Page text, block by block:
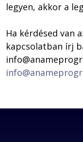
legyen, akkor a
Ha kérdésed van
kapcsolatban írj